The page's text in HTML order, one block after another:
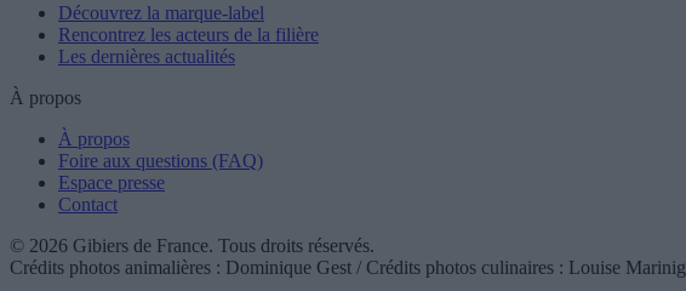
Découvrez la marque-label
Rencontrez les acteurs de la filière
Les dernières actualités
À propos
À propos
Foire aux questions (FAQ)
Espace presse
Contact
© 2026 Gibiers de France. Tous droits réservés.
Crédits photos animalières : Dominique Gest / Crédits photos culinaires : Louise Marinig